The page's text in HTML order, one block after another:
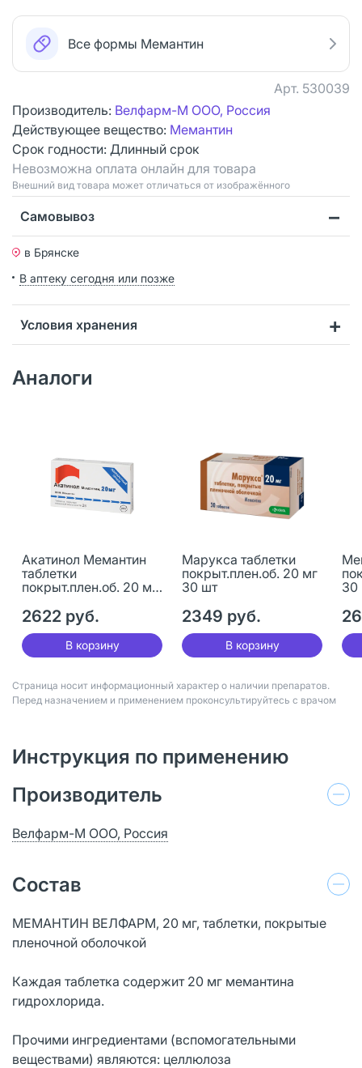
Все формы Мемантин
Арт. 530039
Производитель: Велфарм-М ООО, Россия
Действующее вещество: Мемантин
Срок годности: Длинный срок
Невозможна оплата онлайн для товара
Bнешний вид товара может отличаться от изображённого
Самовывоз
в Брянске
В аптеку сегодня или позже
Условия хранения
Аналоги
Акатинол Мемантин
таблетки
покрыт.плен.об. 20 мг
2622 руб.
В корзину
Марукса таблетки
покрыт.плен.об. 20 мг
30 шт
2349 руб.
В корзину
30
Страница носит информационный характер о наличии препаратов.
Перед назначением и применением проконсультируйтесь с врачом
Инструкция по применению
Производитель
Велфарм-М ООО, Россия
Состав
МЕМАНТИН ВЕЛФАРМ, 20 мг, таблетки, покрытые
пленочной оболочкой
Каждая таблетка содержит 20 мг мемантина
гидрохлорида.
Прочими ингредиентами (вспомогательными
веществами) являются: целлюлоза